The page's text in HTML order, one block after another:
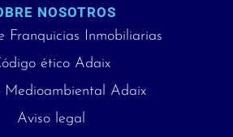
NOSOTROS
Franquicias Inmobiliarias
ético Adaix
Medioambiental Adaix
Aviso legal